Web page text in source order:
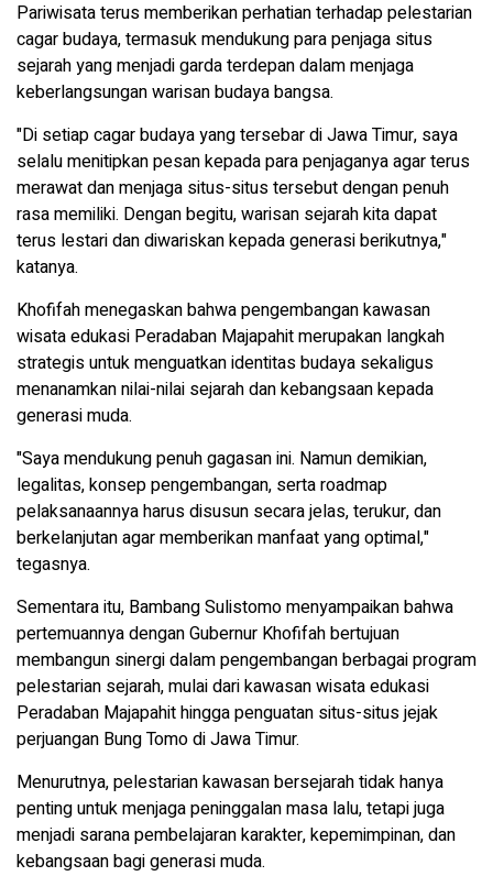
Pariwisata terus memberikan perhatian terhadap pelestarian
cagar budaya, termasuk mendukung para penjaga situs
sejarah yang menjadi garda terdepan dalam menjaga
keberlangsungan warisan budaya bangsa.
"Di setiap cagar budaya yang tersebar di Jawa Timur, saya
selalu menitipkan pesan kepada para penjaganya agar terus
merawat dan menjaga situs-situs tersebut dengan penuh
rasa memiliki. Dengan begitu, warisan sejarah kita dapat
terus lestari dan diwariskan kepada generasi berikutnya,"
katanya.
Khofifah menegaskan bahwa pengembangan kawasan
wisata edukasi Peradaban Majapahit merupakan langkah
strategis untuk menguatkan identitas budaya sekaligus
menanamkan nilai-nilai sejarah dan kebangsaan kepada
generasi muda.
"Saya mendukung penuh gagasan ini. Namun demikian,
legalitas, konsep pengembangan, serta roadmap
pelaksanaannya harus disusun secara jelas, terukur, dan
berkelanjutan agar memberikan manfaat yang optimal,"
tegasnya.
Sementara itu, Bambang Sulistomo menyampaikan bahwa
pertemuannya dengan Gubernur Khofifah bertujuan
membangun sinergi dalam pengembangan berbagai program
pelestarian sejarah, mulai dari kawasan wisata edukasi
Peradaban Majapahit hingga penguatan situs-situs jejak
perjuangan Bung Tomo di Jawa Timur.
Menurutnya, pelestarian kawasan bersejarah tidak hanya
penting untuk menjaga peninggalan masa lalu, tetapi juga
menjadi sarana pembelajaran karakter, kepemimpinan, dan
kebangsaan bagi generasi muda.